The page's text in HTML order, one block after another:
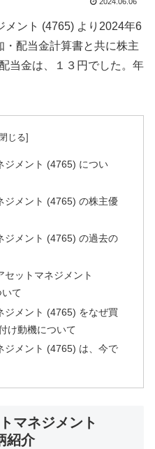
メント (4765) より2024年6
・配当金計算書と共に株主
当金は、１３円でした。年
ジメント (4765) につい
ジメント (4765) の株主優
ジメント (4765) の過去の
セットマネジメント
て
ジメント (4765) をなぜ買
け動機について
ジメント (4765) は、今で
マネジメント
紹介